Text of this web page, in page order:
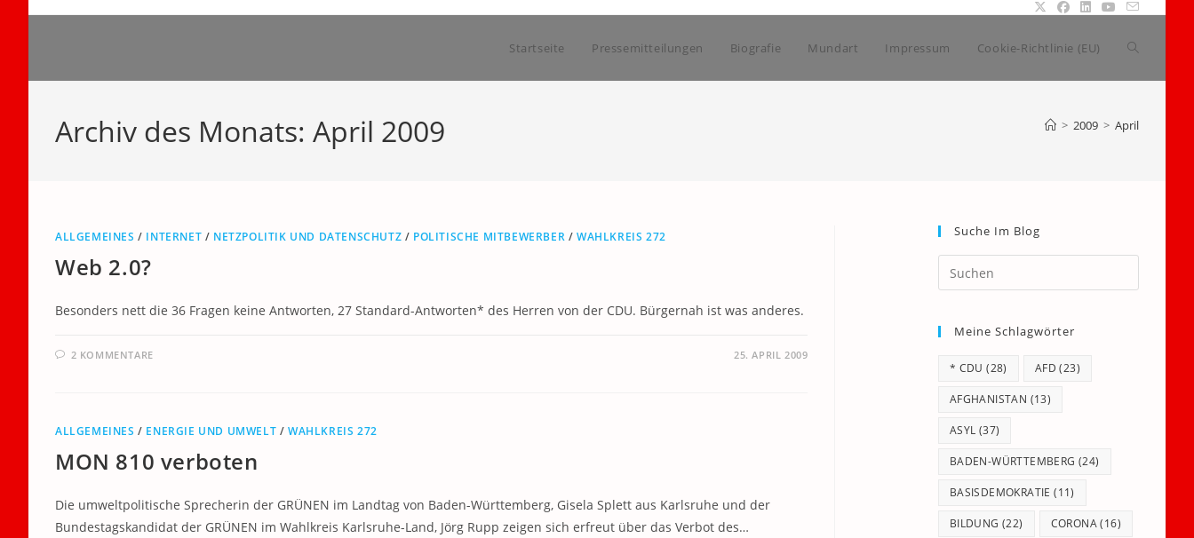
Startseite Pressemitteilungen Biografie Mundart Impressum Cookie-Richtlinie (EU) Website-
Archiv des Monats: April 2009 > 2009 > April
ALLGEMEINES / INTERNET / NETZPOLITIK UND DATENSCHUTZ / POLITISCHE MITBEWERBER /WAHLKREIS 272
Web 2.0?
Besonders nett die 36 Fragen keine Antworten, 27 Standard-Antworten* des Herren von der CDU. Bürgernah ist was anderes.
2 KOMMENTARE 25. APRIL 2009
ALLGEMEINES / ENERGIE UND UMWELT /WAHLKREIS 272
MON 810 verboten
Die umweltpolitische Sprecherin der GRÜNEN im Landtag von Baden-Württemberg, Gisela Splett aus Karlsruhe und der
Bundestagskandidat der GRÜNEN im Wahlkreis Karlsruhe-Land, Jörg Rupp zeigen sich erfreut über das Verbot des…
Suche Im Blog
Escape
Meine Schlagwörter
* CDU (28) AFD (23)
AFGHANISTAN (13)
ASYL (37)
BADEN-WÜRTTEMBERG (24)
BASISDEMOKRATIE (11)
BILDUNG (22) CORONA(16)